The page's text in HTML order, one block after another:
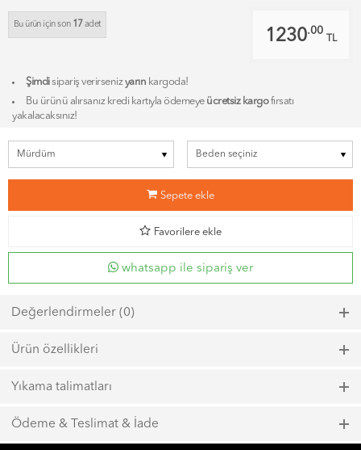
Bu ürün için son 17 adet
1230.00
TL
Şimdisipariş verirsenizyarın kargoda!
Bu ürünü alırsanız kredi kartıyla ödemeye ücretsiz kargofırsatı
yakalacaksınız!
b Sepete ekle
d Favorilere ekle
whatsapp ile sipariş ver
Değerlendirmeler (0)
Ürün özellikleri
Yıkama talimatları
Maks. 40ºC sıcaklıkta kısa zamanlı sıkma ile yıkayın.
Çamaşır suyu kullanmayın.
Ödeme & Teslimat & İade